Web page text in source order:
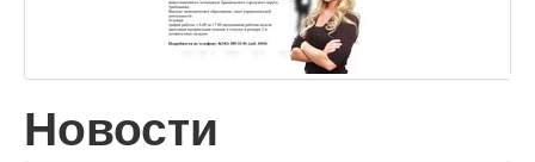
Новости